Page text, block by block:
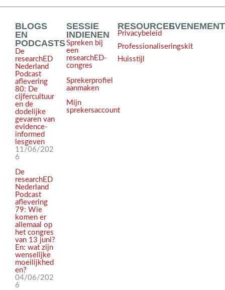
BLOGS
EN
PODCASTS
De
researchED
Nederland
Podcast
aflevering
80: De
cijfercultuur
en de
dodelijke
gevaren van
evidence-
informed
lesgeven
11/06/202
6
De
researchED
Nederland
Podcast
aflevering
79: Wie
komen er
allemaal op
het congres
van 13 juni?
En: wat zijn
wenselijke
moeilijkhed
en?
04/06/202
6
SESSIE
INDIENEN
Spreken bij
een
researchED-
congres
Sprekerprofiel
aanmaken
Mijn
sprekersaccount
RESOURCES
Privacybeleid
Professionaliseringskit
Huisstijl